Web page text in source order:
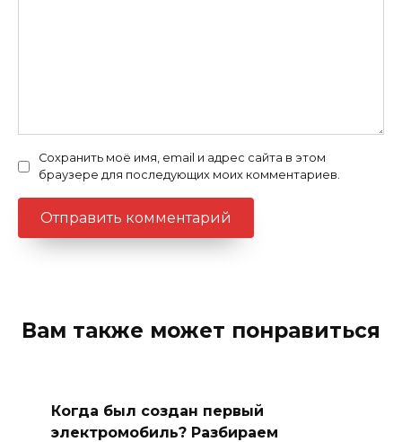
Сохранить моё имя, email и адрес сайта в этом
браузере для последующих моих комментариев.
Вам также может понравиться
Когда был создан первый
электромобиль? Разбираем